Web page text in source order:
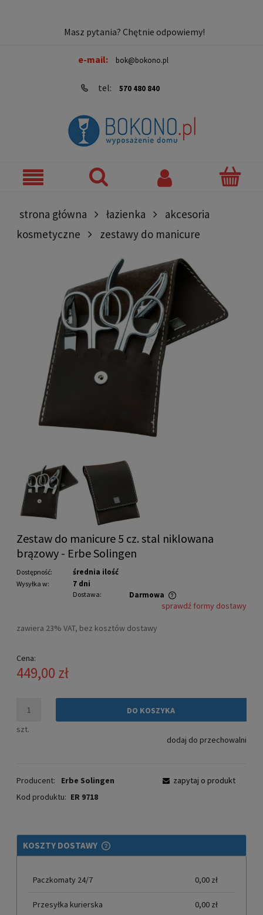
Masz pytania? Chętnie odpowiemy!
e-mail: bok@bokono.pl
tel: 570 480 840
strona główna łazienka
akcesoria
kosmetyczne
zestawy do manicure
Zestaw do manicure 5 cz. stal niklowana
brązowy - Erbe Solingen
Dostępność: średnia ilość
Wysyłka w: 7 dni
Dostawa:
Darmowa
Cena nie zawiera ewentualnych kosztów płatności
sprawdź formy dostawy
zawiera 23% VAT, bez kosztów dostawy
Cena:
449,00 zł
szt.
DO KOSZYKA
dodaj do przechowalni
Producent:
Erbe Solingen
Kod produktu: ER 9718
zapytaj o produkt
KOSZTY DOSTAWY
CENA NIE ZAWIERA EWENTUALNYCH KOSZTÓW PŁATNOŚCI
Paczkomaty 24/7 0,00 zł
Przesyłka kurierska 0,00 zł